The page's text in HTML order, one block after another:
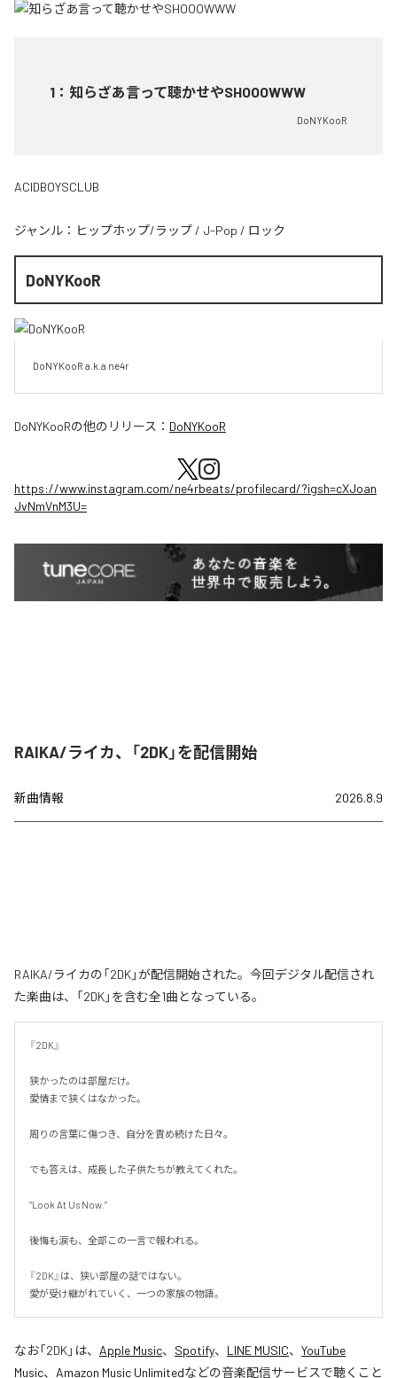
1 ： 知らざあ言って聴かせやSHOOOWWW
DoNYKooR
ACIDBOYSCLUB
ジャンル： ヒップホップ/ラップ / J-Pop / ロック
DoNYKooR
DoNYKooR a.k.a ne4r
DoNYKooRの他のリリース： DoNYKooR
https://www.instagram.com/ne4rbeats/profilecard/?igsh=cXJoan
JvNmVnM3U=
RAIKA/ライカ、「2DK」を配信開始
新曲情報 2026.8.9
RAIKA/ライカの「2DK」が配信開始された。今回デジタル配信され
た楽曲は、「2DK」を含む全1曲となっている。
『2DK』
狭かったのは部屋だけ。
愛情まで狭くはなかった。
周りの言葉に傷つき、自分を責め続けた日々。
でも答えは、成長した子供たちが教えてくれた。
“Look At Us Now.”
後悔も涙も、全部この一言で報われる。
『2DK』は、狭い部屋の話ではない。
愛が受け継がれていく、一つの家族の物語。
なお「2DK」は、 Apple Music、 Spotify、 LINE MUSIC、 YouTube
Music、 Amazon Music Unlimitedなどの音楽配信サービスで聴くこと